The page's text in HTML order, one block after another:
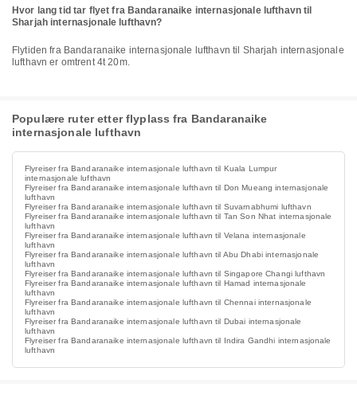
Hvor lang tid tar flyet fra Bandaranaike internasjonale lufthavn til
Sharjah internasjonale lufthavn?
Flytiden fra Bandaranaike internasjonale lufthavn til Sharjah internasjonale
lufthavn er omtrent 4t 20m.
Populære ruter etter flyplass fra Bandaranaike
internasjonale lufthavn
Flyreiser fra Bandaranaike internasjonale lufthavn til Kuala Lumpur
internasjonale lufthavn
Flyreiser fra Bandaranaike internasjonale lufthavn til Don Mueang internasjonale
lufthavn
Flyreiser fra Bandaranaike internasjonale lufthavn til Suvarnabhumi lufthavn
Flyreiser fra Bandaranaike internasjonale lufthavn til Tan Son Nhat internasjonale
lufthavn
Flyreiser fra Bandaranaike internasjonale lufthavn til Velana internasjonale
lufthavn
Flyreiser fra Bandaranaike internasjonale lufthavn til Abu Dhabi internasjonale
lufthavn
Flyreiser fra Bandaranaike internasjonale lufthavn til Singapore Changi lufthavn
Flyreiser fra Bandaranaike internasjonale lufthavn til Hamad internasjonale
lufthavn
Flyreiser fra Bandaranaike internasjonale lufthavn til Chennai internasjonale
lufthavn
Flyreiser fra Bandaranaike internasjonale lufthavn til Dubai internasjonale
lufthavn
Flyreiser fra Bandaranaike internasjonale lufthavn til Indira Gandhi internasjonale
lufthavn